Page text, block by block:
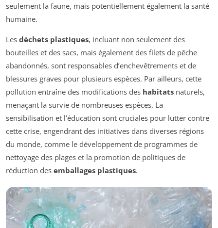
seulement la faune, mais potentiellement également la santé
humaine.
Les déchets plastiques, incluant non seulement des
bouteilles et des sacs, mais également des filets de pêche
abandonnés, sont responsables d’enchevêtrements et de
blessures graves pour plusieurs espèces. Par ailleurs, cette
pollution entraîne des modifications des habitats naturels,
menaçant la survie de nombreuses espèces. La
sensibilisation et l’éducation sont cruciales pour lutter contre
cette crise, engendrant des initiatives dans diverses régions
du monde, comme le développement de programmes de
nettoyage des plages et la promotion de politiques de
réduction des emballages plastiques.